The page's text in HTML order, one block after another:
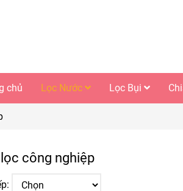
chủ Lọc Nước Lọc Bụi
công nghiệp